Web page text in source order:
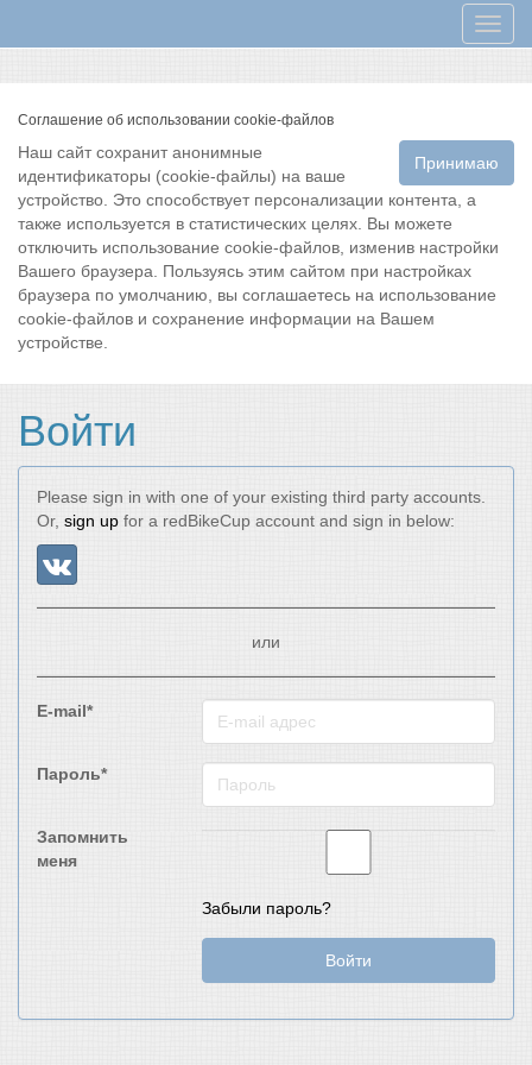
Меню
Соглашение об использовании cookie-файлов
Принимаю
Наш сайт сохранит анонимные
идентификаторы (cookie-файлы) на ваше
устройство. Это способствует персонализации контента, а
также используется в статистических целях. Вы можете
отключить использование cookie-файлов, изменив настройки
Вашего браузера. Пользуясь этим сайтом при настройках
браузера по умолчанию, вы соглашаетесь на использование
cookie-файлов и сохранение информации на Вашем
устройстве.
Войти
Please sign in with one of your existing third party accounts.
Or, sign up for a redBikeCup account and sign in below:
или
E-mail*
Пароль*
Запомнить
меня
Забыли пароль?
Войти